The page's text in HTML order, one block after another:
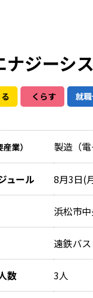
ナジーシ
くらす 就
業） 製造（電
ュール 8月3日(
浜松市
遠鉄バ
数 3人